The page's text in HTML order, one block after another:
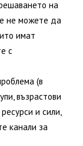
на
не можете да
имат
с
(в
възрастови
и сили,
канали за